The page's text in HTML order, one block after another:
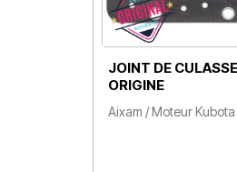
JOINT DE CULASSE
ORIGINE
Aixam / Moteur